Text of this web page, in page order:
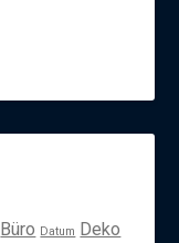
Büro Datum Deko